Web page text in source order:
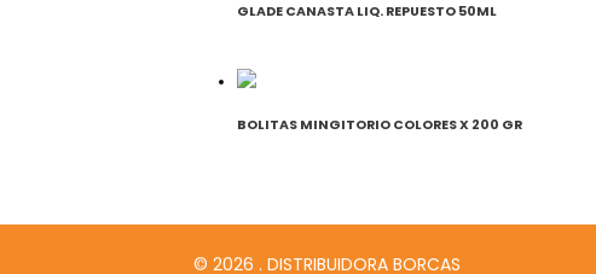
GLADE CANASTA LIQ. REPUESTO 50ML
BOLITAS MINGITORIO COLORES X 200 GR
© 2026 . DISTRIBUIDORA BORCAS